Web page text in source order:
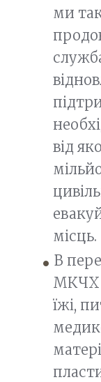
ми
від
місць.
В
МКЧХ
їжі,